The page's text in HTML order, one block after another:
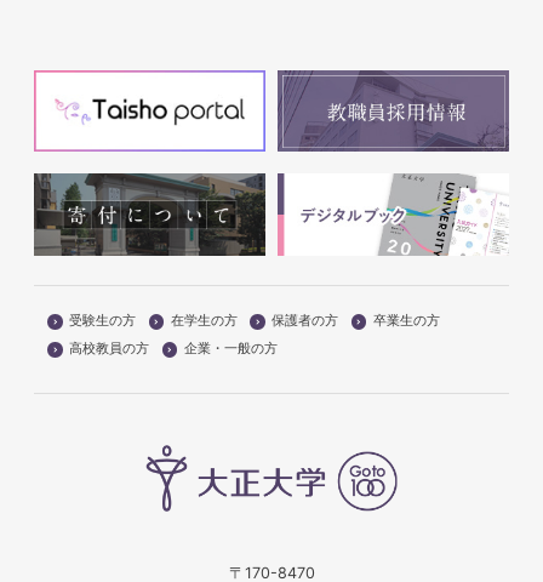
受験生の方 在学生の方 保護者の方
卒業生の方
高校教員の方
企業・一般の方
〒170-8470